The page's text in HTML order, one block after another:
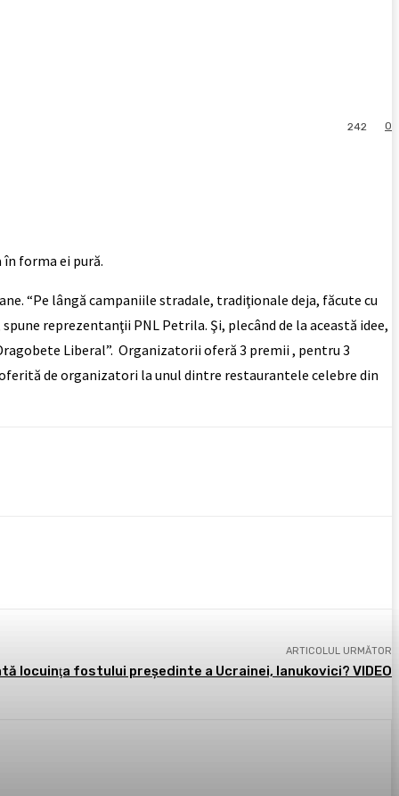
0
242
forma ei pură.
“Pe lângă campaniile stradale, tradiţionale deja, făcute cu
reprezentanţii PNL Petrila. Şi, plecând de la această idee,
Liberal”. Organizatorii oferă 3 premii , pentru 3
de organizatori la unul dintre restaurantele celebre din
ARTICOLUL URMĂTOR
locuinţa fostului preşedinte a Ucrainei, Ianukovici? VIDEO